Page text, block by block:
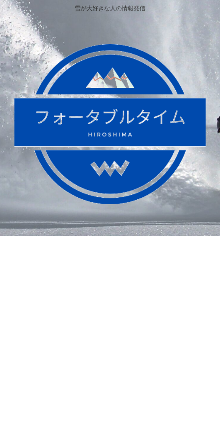
雪が大好きな人の情報発信